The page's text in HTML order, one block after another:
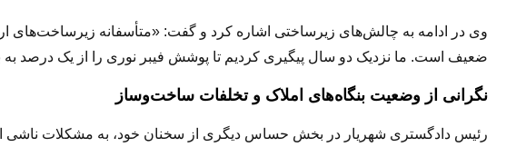
وی در ادامه به چالش‌های زیرساختی اشاره کرد و گفت: «متأسفانه زیرساخت‌های
ضعیف است. ما نزدیک دو سال پیگیری کردیم تا پوشش فیبر نوری را از یک درصد
نگرانی از وضعیت بنگاه‌های املاک و تخلفات ساخت‌وساز
رئیس دادگستری شهریار در بخش حساس دیگری از سخنان خود، به مشکلات ناشی